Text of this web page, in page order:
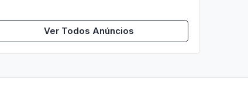
Ver Todos Anúncios